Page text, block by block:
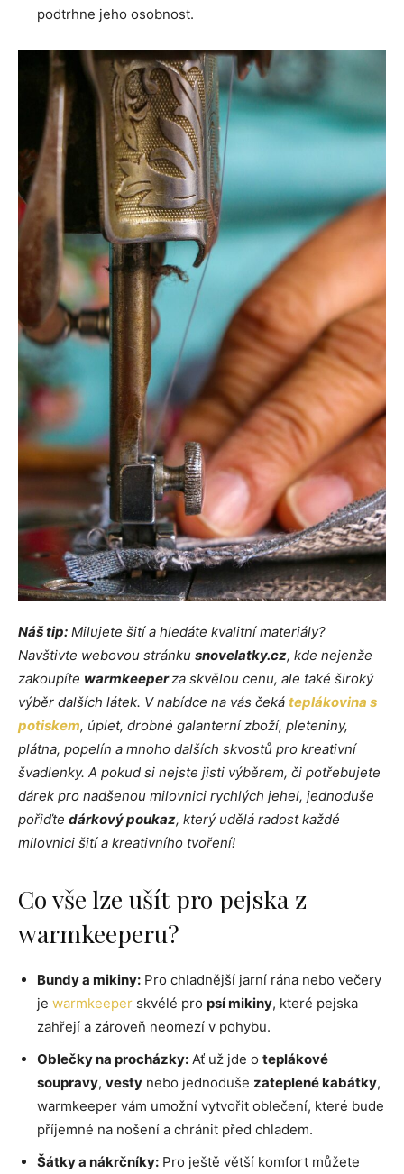
podtrhne jeho osobnost.
Náš tip: Milujete šití a hledáte kvalitní materiály?
Navštivte webovou stránku snovelatky.cz, kde nejenže
zakoupíte warmkeeperza skvělou cenu, ale také široký
výběr dalších látek. V nabídce na vás čeká teplákovina s
potiskem, úplet, drobné galanterní zboží, pleteniny,
plátna, popelín a mnoho dalších skvostů pro kreativní
švadlenky. A pokud si nejste jisti výběrem, či potřebujete
dárek pro nadšenou milovnici rychlých jehel, jednoduše
pořiďte dárkový poukaz, který udělá radost každé
milovnici šití a kreativního tvoření!
Co vše lze ušít pro pejska z
warmkeeperu?
Bundy a mikiny: Pro chladnější jarní rána nebo večery
je warmkeeper skvélé pro psí mikiny, které pejska
zahřejí a zároveň neomezí v pohybu.
Oblečky na procházky: Ať už jde o teplákové
soupravy, vesty nebo jednoduše zateplené kabátky,
warmkeeper vám umožní vytvořit oblečení, které bude
příjemné na nošení a chránit před chladem.
Šátky a nákrčníky: Pro ještě větší komfort můžete